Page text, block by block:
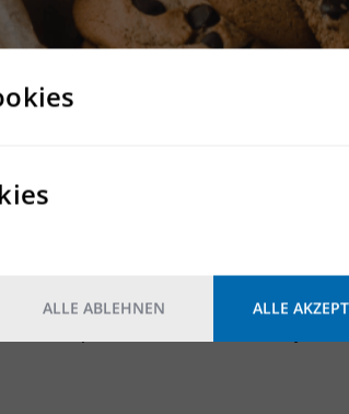
gekennzeichneten Immobilien - erhalten
gesetzlichen MwSt. Bei einer
Bei einer
vorgenannten Provisionssätze verstehen
provisionsfrei gekennzeichneten
5 Mio. EUR, 4 % netto bei einem
Kaufpreis von über 10 Mio. EUR jeweils
ALLE ABLEHNEN ALLE